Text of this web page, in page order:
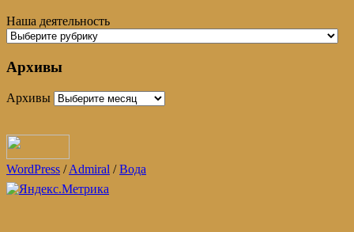
Наша деятельность
Архивы
Архивы
WordPress /Admiral /Вода